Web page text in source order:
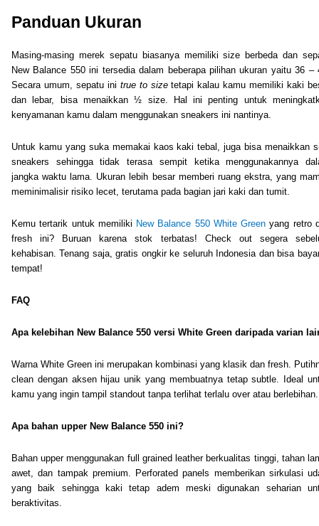
Panduan Ukuran
Masing-masing merek sepatu biasanya memiliki size berbeda dan
New Balance 550 ini tersedia dalam beberapa pilihan ukuran yaitu 36 –
Secara umum, sepatu ini true to sizetetapi kalau kamu memiliki kaki
dan lebar, bisa menaikkan ½ size. Hal ini penting untuk
kenyamanan kamu dalam menggunakan sneakers ini nantinya.
Untuk kamu yang suka memakai kaos kaki tebal, juga bisa menaikkan
sneakers sehingga tidak terasa sempit ketika menggunakannya
jangka waktu lama. Ukuran lebih besar memberi ruang ekstra, yang
meminimalisir risiko lecet, terutama pada bagian jari kaki dan tumit.
Kemu tertarik untuk memiliki New Balance 550 White Green yang retro
fresh ini? Buruan karena stok terbatas! Check out segera
kehabisan. Tenang saja, gratis ongkir ke seluruh Indonesia dan bisa
tempat!
FAQ
Apa kelebihan New Balance 550 versi White Green daripada varian
Warna White Green ini merupakan kombinasi yang klasik dan fresh.
clean dengan aksen hijau unik yang membuatnya tetap subtle. Ideal
kamu yang ingin tampil standout tanpa terlihat terlalu over atau berlebihan.
Apa bahan upper New Balance 550 ini?
Bahan upper menggunakan full grained leather berkualitas tinggi, tahan
awet, dan tampak premium. Perforated panels memberikan sirkulasi
yang baik sehingga kaki tetap adem meski digunakan seharian
beraktivitas.